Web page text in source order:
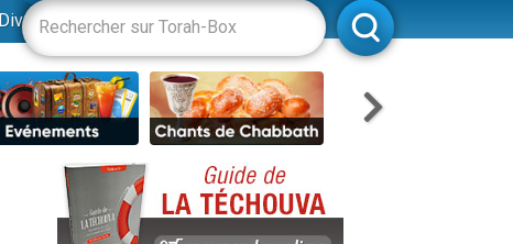
Divertissements Livres Rabbanim